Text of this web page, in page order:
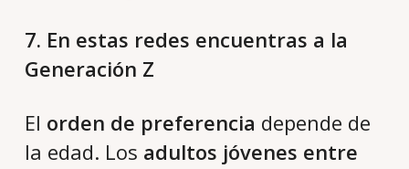
7. En estas redes encuentras a la
Generación Z
El orden de preferencia depende de
la edad. Los adultos jóvenes entre